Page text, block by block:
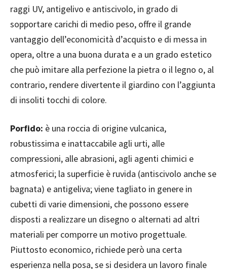
raggi UV, antigelivo e antiscivolo, in grado di
sopportare carichi di medio peso, offre il grande
vantaggio dell’economicità d’acquisto e di messa in
opera, oltre a una buona durata e a un grado estetico
che può imitare alla perfezione la pietra o il legno o, al
contrario, rendere divertente il giardino con l’aggiunta
di insoliti tocchi di colore.
Porfido: è una roccia di origine vulcanica,
robustissima e inattaccabile agli urti, alle
compressioni, alle abrasioni, agli agenti chimici e
atmosferici; la superficie è ruvida (antiscivolo anche se
bagnata) e antigeliva; viene tagliato in genere in
cubetti di varie dimensioni, che possono essere
disposti a realizzare un disegno o alternati ad altri
materiali per comporre un motivo progettuale.
Piuttosto economico, richiede però una certa
esperienza nella posa, se si desidera un lavoro finale